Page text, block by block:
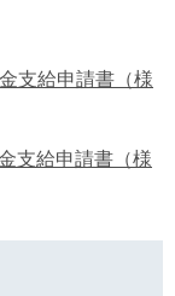
支給申請書（様
支給申請書（様